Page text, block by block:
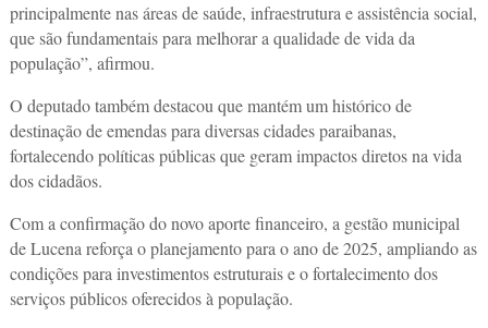
principalmente nas áreas de saúde, infraestrutura e assistência social,
que são fundamentais para melhorar a qualidade de vida da
população”, afirmou.
O deputado também destacou que mantém um histórico de
destinação de emendas para diversas cidades paraibanas,
fortalecendo políticas públicas que geram impactos diretos na vida
dos cidadãos.
Com a confirmação do novo aporte financeiro, a gestão municipal
de Lucena reforça o planejamento para o ano de 2025, ampliando as
condições para investimentos estruturais e o fortalecimento dos
serviços públicos oferecidos à população.